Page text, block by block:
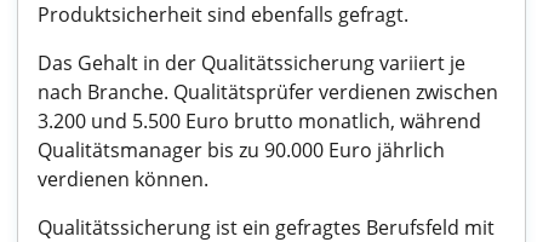
Produktsicherheit sind ebenfalls gefragt.
Das Gehalt in der Qualitätssicherung variiert je
nach Branche. Qualitätsprüfer verdienen zwischen
3.200 und 5.500 Euro brutto monatlich, während
Qualitätsmanager bis zu 90.000 Euro jährlich
verdienen können.
Qualitätssicherung ist ein gefragtes Berufsfeld mit